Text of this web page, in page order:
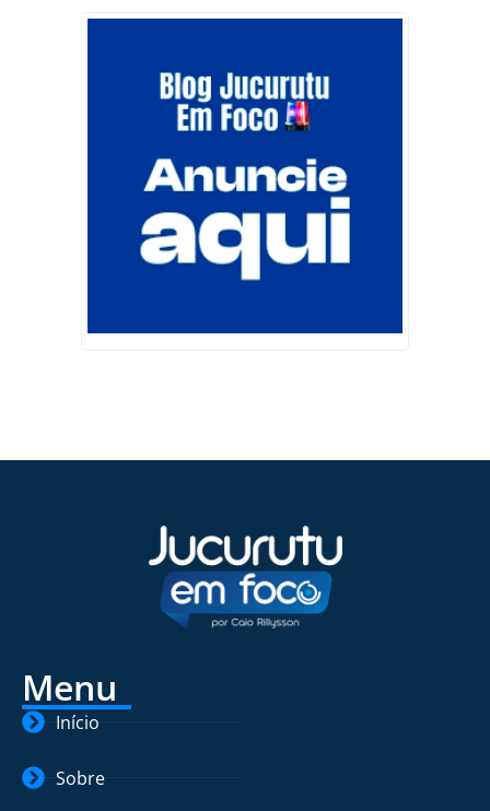
Menu
Início
Sobre